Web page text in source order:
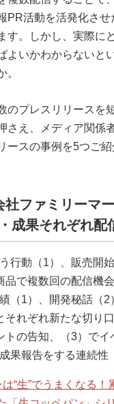
PR活動を活発化させ
す。しかし、実際に
よいかわからないと
。
のプレスリリースを
さえ、メディア関係
ースの事例を5つご紹
社ファミリーマ
成果それぞれ配
行動（1）、販売開
品で複数回の配信機
（1）、開発秘話（2
それぞれ新たな切り
トの告知、（3）で
果報告をする連続性
“生”でうまくなる！